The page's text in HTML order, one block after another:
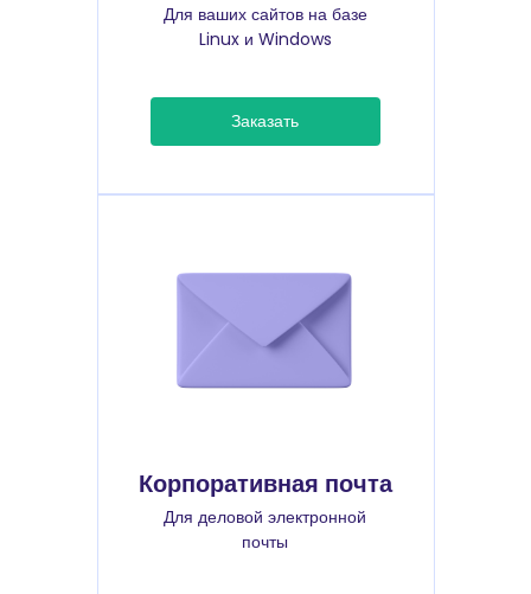
Для ваших сайтов на базе
Linux и Windows
Заказать
Корпоративная почта
Для деловой электронной
почты